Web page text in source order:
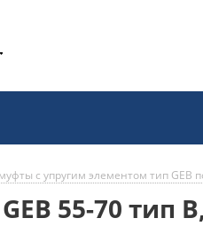
с упругим элементом тип GEB
55-70 тип